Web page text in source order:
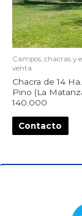
Campos, chacras y
venta
Chacra de 14
Pino (La
140.000
Contacto